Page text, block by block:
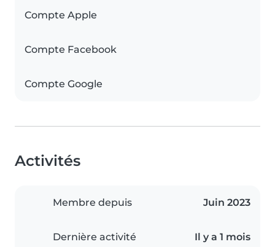
Compte Apple
Compte Facebook
Compte Google
Activités
Membre depuis Juin 2023
Dernière activité Il y a 1 mois